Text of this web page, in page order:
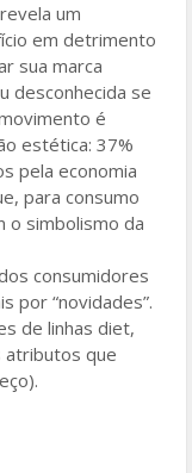
um
em detrimento
sua marca
desconhecida se
é
estética: 37%
pela economia
para consumo
o simbolismo da
consumidores
por “novidades”.
de linhas diet,
atributos que